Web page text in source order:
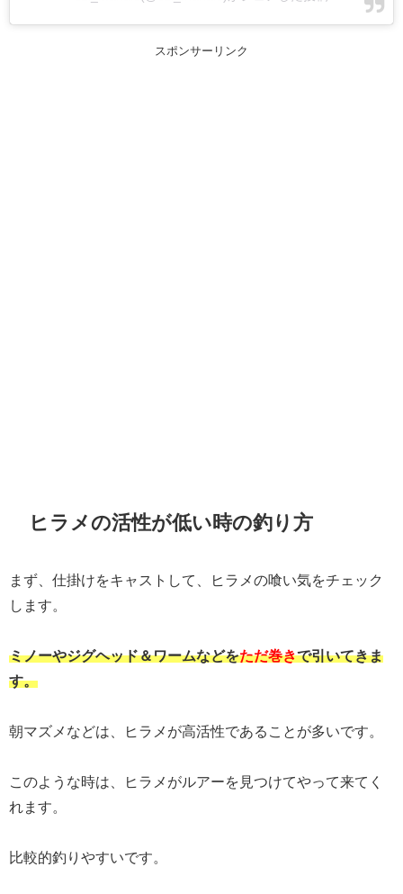
スポンサーリンク
ヒラメの活性が低い時の釣り方
まず、仕掛けをキャストして、ヒラメの喰い気をチェック
します。
ミノーやジグヘッド＆ワームなどをただ巻きで引いてきま
す。
朝マズメなどは、ヒラメが高活性であることが多いです。
このような時は、ヒラメがルアーを見つけてやって来てく
れます。
比較的釣りやすいです。